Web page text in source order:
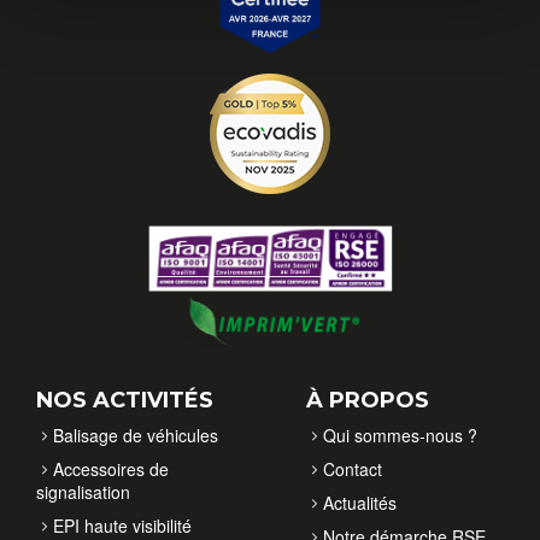
NOS ACTIVITÉS
Balisage de véhicules
Accessoires de
signalisation
EPI haute visibilité
À PROPOS
Qui sommes-nous ?
Contact
Actualités